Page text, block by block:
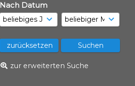
Nach Datum
zur erweiterten Suche